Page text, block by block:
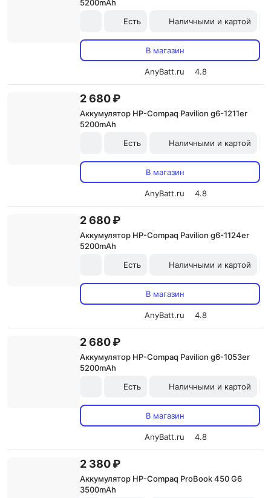
5200mAh
Есть
Наличными и картой
В магазин
AnyBatt.ru 4.8
2 680 ₽
Аккумулятор HP-Compaq Pavilion g6-1211er
5200mAh
Есть
Наличными и картой
В магазин
AnyBatt.ru 4.8
2 680 ₽
Аккумулятор HP-Compaq Pavilion g6-1124er
5200mAh
Есть
Наличными и картой
В магазин
AnyBatt.ru 4.8
2 680 ₽
Аккумулятор HP-Compaq Pavilion g6-1053er
5200mAh
Есть
Наличными и картой
В магазин
AnyBatt.ru 4.8
2 380 ₽
Аккумулятор HP-Compaq ProBook 450 G6
3500mAh